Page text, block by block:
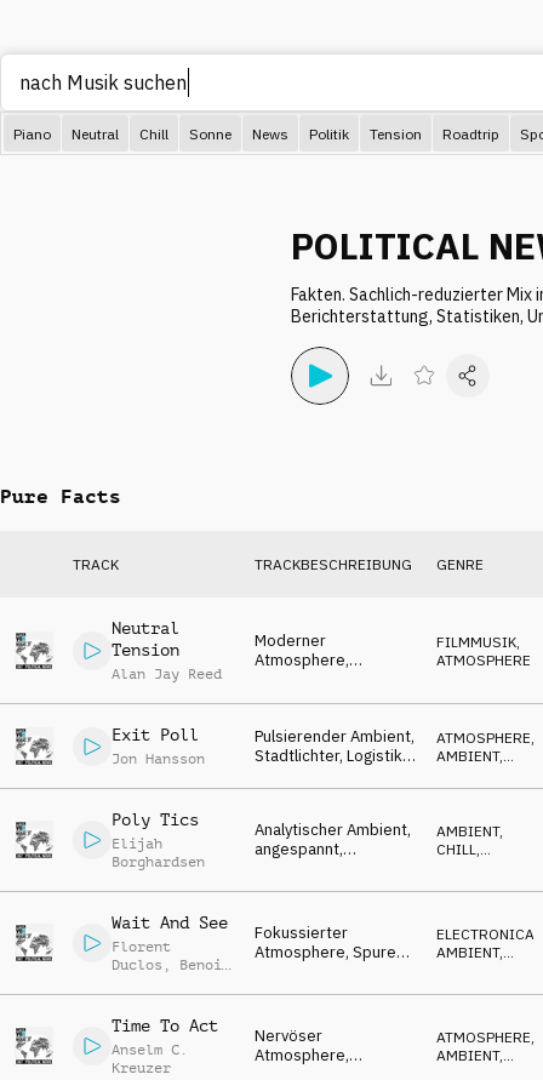
nach Musik
Piano Neutral Chill Sonne News Politik Tension Roadtrip
POLITICAL
Fakten. Sachlich-reduzierter Mix
Berichterstattung, Statistiken,
Pure Facts
TRACK TRACKBESCHREIBUNG GENRE
Neutral
Tension
Alan Jay Reed
Moderner
Atmosphere,
Spannung, investigativ
FILMMUSIK
ATMOSPHERE
Exit Poll
Jon Hansson
Pulsierender Ambient,
Stadtlichter, Logistik,
ATMOSPHERE
AMBIENT,
Poly Tics
Elijah
Borghardsen
Analytischer Ambient,
angespannt,
politische
AMBIENT,
CHILL,
Wait And See
Florent
Duclos , Benoit
Fokussierter
Atmosphere, Spuren,
urban
ELECTRONICA
AMBIENT,
Time To Act
Anselm C.
Kreuzer
Nervöser
Atmosphere,
ATMOSPHERE,
AMBIENT,